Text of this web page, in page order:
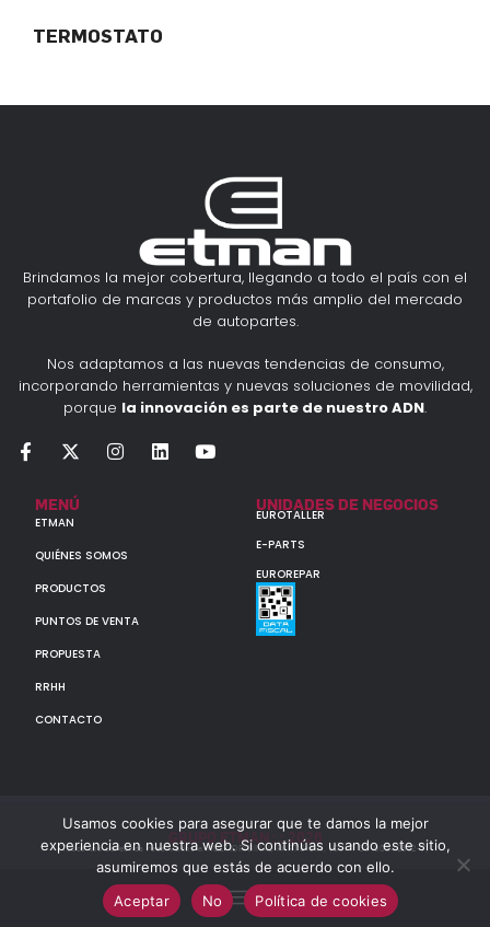
TERMOSTATO
Brindamos la mejor cobertura, llegando a todo el país con el
portafolio de marcas y productos más amplio del mercado
de autopartes.
Nos adaptamos a las nuevas tendencias de consumo,
incorporando herramientas y nuevas soluciones de movilidad,
porque la innovación es parte de nuestro ADN.
MENÚ
ETMAN
QUIÉNES SOMOS
PRODUCTOS
PUNTOS DE VENTA
PROPUESTA
RRHH
CONTACTO
UNIDADES DE NEGOCIOS
EUROTALLER
E-PARTS
EUROREPAR
GRUPO ETMAN : : 2026
Todos los derechos reservados a MULTIORIGINAL PARTS S.A. (CUIT: 30-60142852-7)
Usamos cookies para asegurar que te damos la mejor
experiencia en nuestra web. Si continúas usando este sitio,
asumiremos que estás de acuerdo con ello.
Aceptar
No Política de cookies